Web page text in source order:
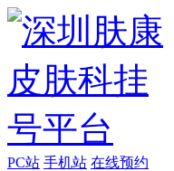
PC站 手机站 在线预约